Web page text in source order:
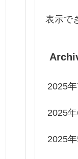
表示で
2025年
2025年
2025年